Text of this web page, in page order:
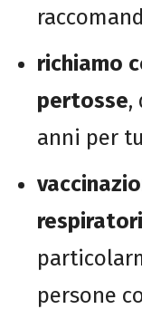
richiamo
pertosse,
anni per
persone